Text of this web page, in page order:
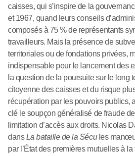
caisses, qui s’inspire de la
et 1967, quand leurs conseils
composés à 75 % de représentants
travailleurs. Mais la présence de
territoriales ou de fondations privées,
indispensable pour le lancement des
la question de la poursuite sur le long
citoyenne des caisses et du risque
récupération par les pouvoirs publics,
clé le soupçon généralisé de fraude
limitation d’accès aux droits. Nicolas
dansLa bataille de la Sécules
par l’État des premières mutuelles à